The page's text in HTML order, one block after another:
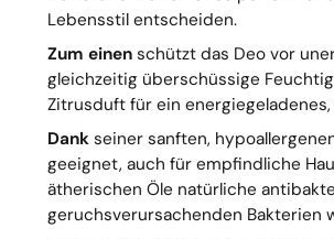
Lebensstil entscheiden.
Zum einen schützt das Deo vor
gleichzeitig überschüssige
Zitrusduft für ein
Dank seiner sanften,
geeignet, auch für empfindliche
ätherischen Öle natürliche
geruchsverursachenden Bakterien